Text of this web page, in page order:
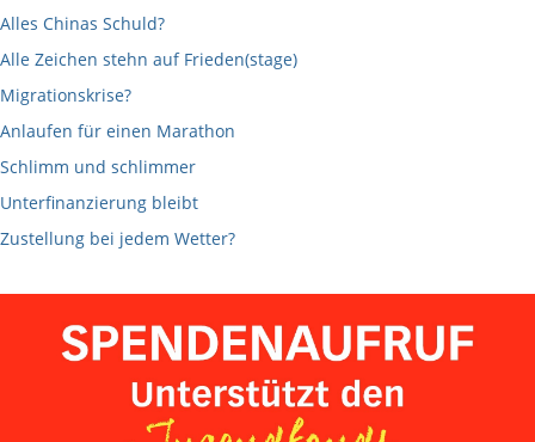
Alles Chinas Schuld?
Alle Zeichen stehn auf Frieden(stage)
Migrationskrise?
Anlaufen für einen Marathon
Schlimm und schlimmer
Unterfinanzierung bleibt
Zustellung bei jedem Wetter?